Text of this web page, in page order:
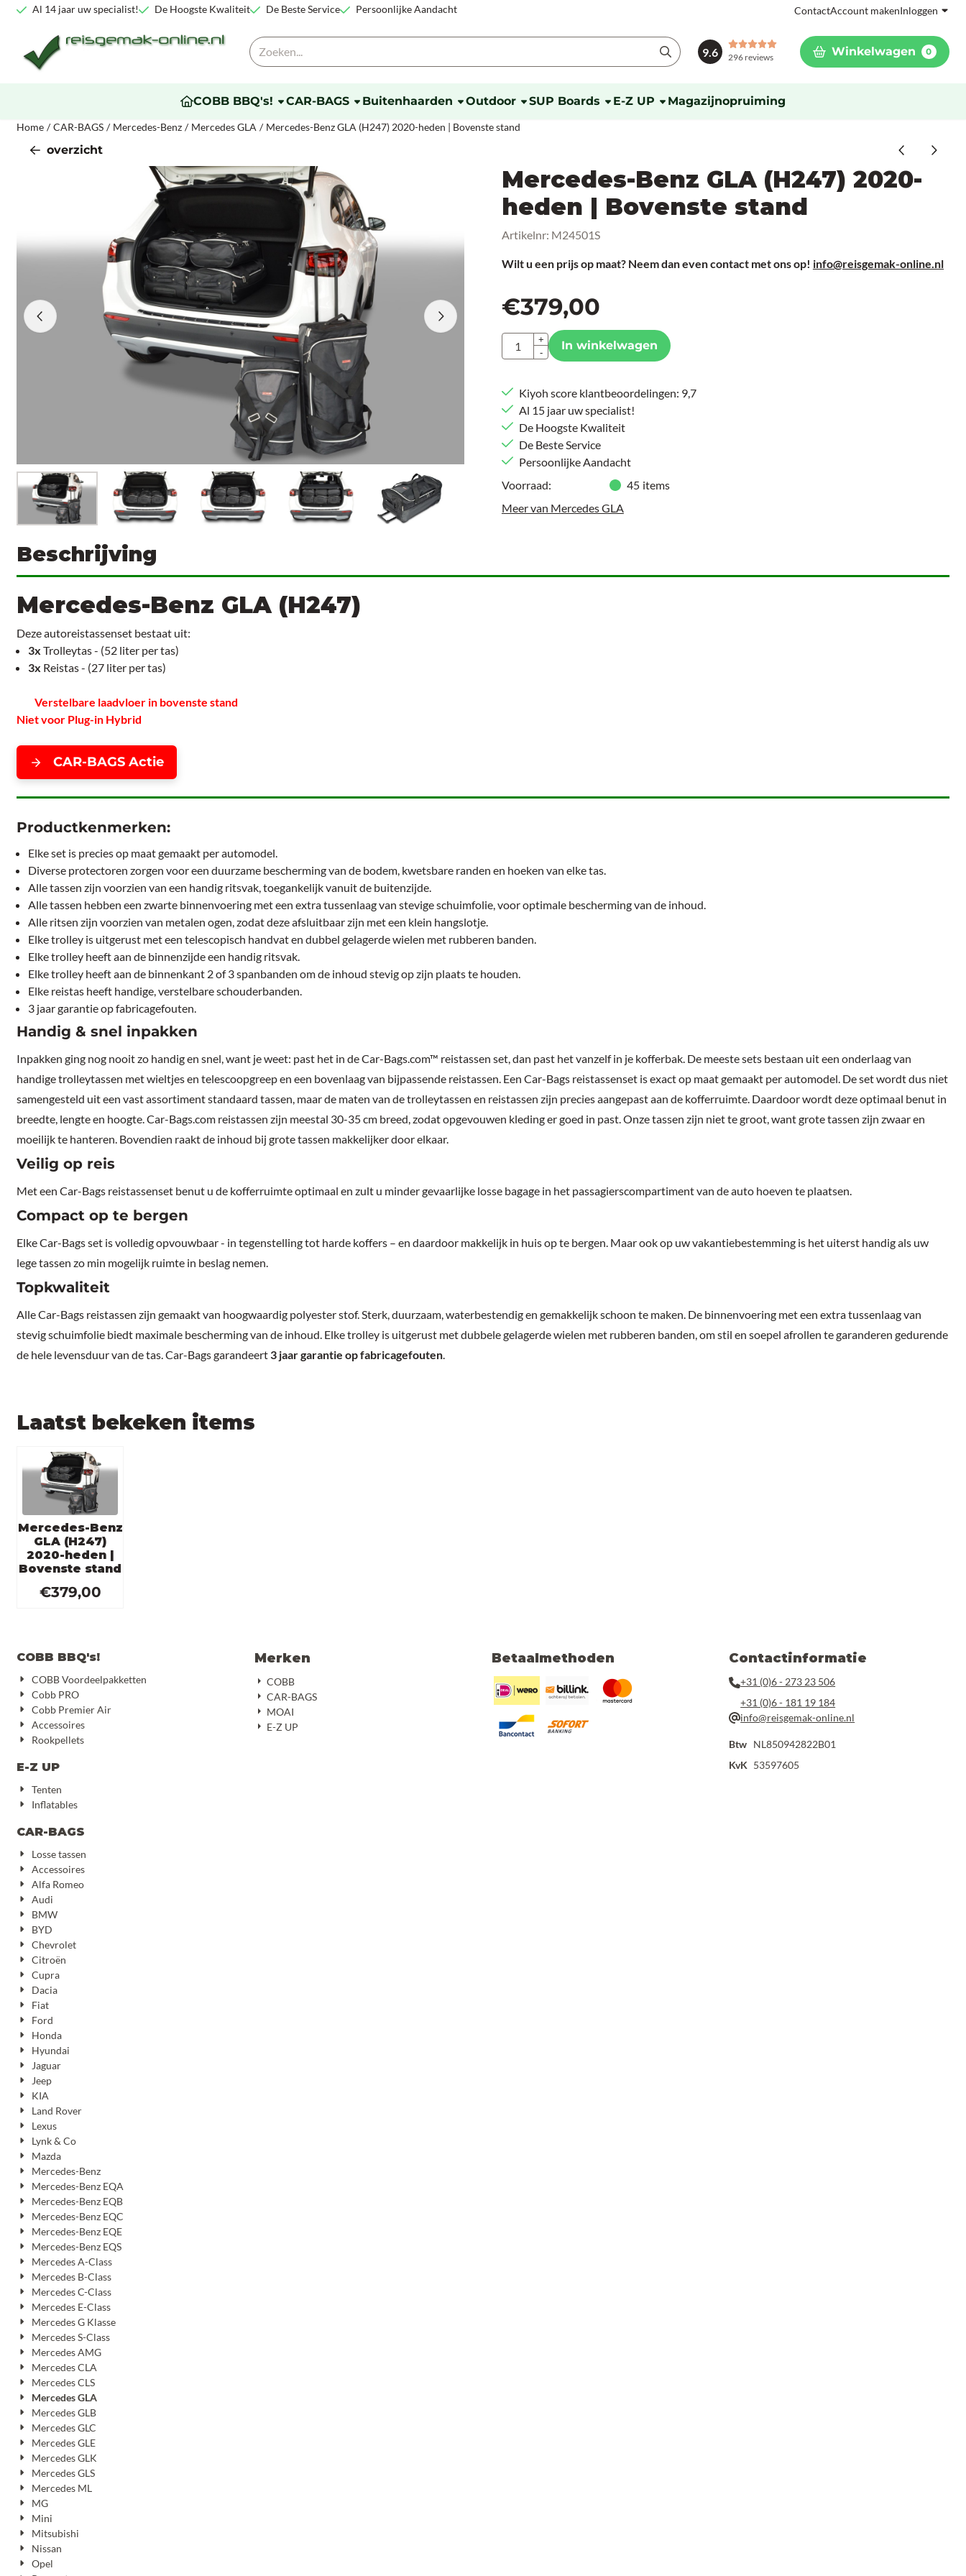
Cookievoorkeuren zijn beschikbaar. Kies instellingen of sta alle cookies toe.
Al 14 jaar uw specialist! De Hoogste Kwaliteit De Beste Service Persoonlijke Aandacht ContactAccount makenInloggen
Zoeken
9.6 296 reviews Winkelwagen 0
COBB BBQ's! CAR-BAGS Buitenhaarden Outdoor SUP Boards E-Z UP Magazijnopruiming
Home / CAR-BAGS / Mercedes-Benz / Mercedes GLA / Mercedes-Benz GLA (H247) 2020-heden | Bovenste stand
overzicht
Mercedes-Benz GLA (H247) 2020-
heden | Bovenste stand
Artikelnr: M24501S
Wilt u een prijs op maat? Neem dan even contact met ons op! info@reisgemak-online.nl
€379,00
Aantal
+
-
In winkelwagen
Kiyoh score klantbeoordelingen: 9,7
Al 15 jaar uw specialist!
De Hoogste Kwaliteit
De Beste Service
Persoonlijke Aandacht
Voorraad:
45 items
Meer van Mercedes GLA
Beschrijving
Mercedes-Benz GLA (H247)
Deze autoreistassenset bestaat uit:
3x Trolleytas - (52 liter per tas)
3x Reistas - (27 liter per tas)
Verstelbare laadvloer in bovenste stand
Niet voor Plug-in Hybrid
CAR-BAGS Actie
Productkenmerken:
Elke set is precies op maat gemaakt per automodel.
Diverse protectoren zorgen voor een duurzame bescherming van de bodem, kwetsbare randen en hoeken van elke tas.
Alle tassen zijn voorzien van een handig ritsvak, toegankelijk vanuit de buitenzijde.
Alle tassen hebben een zwarte binnenvoering met een extra tussenlaag van stevige schuimfolie, voor optimale bescherming van de inhoud.
Alle ritsen zijn voorzien van metalen ogen, zodat deze afsluitbaar zijn met een klein hangslotje.
Elke trolley is uitgerust met een telescopisch handvat en dubbel gelagerde wielen met rubberen banden.
Elke trolley heeft aan de binnenzijde een handig ritsvak.
Elke trolley heeft aan de binnenkant 2 of 3 spanbanden om de inhoud stevig op zijn plaats te houden.
Elke reistas heeft handige, verstelbare schouderbanden.
3 jaar garantie op fabricagefouten.
Handig & snel inpakken
Inpakken ging nog nooit zo handig en snel, want je weet: past het in de Car-Bags.com™ reistassen set, dan past het vanzelf in je kofferbak. De meeste sets bestaan uit een onderlaag van
handige trolleytassen met wieltjes en telescoopgreep en een bovenlaag van bijpassende reistassen. Een Car-Bags reistassenset is exact op maat gemaakt per automodel. De set wordt dus niet
samengesteld uit een vast assortiment standaard tassen, maar de maten van de trolleytassen en reistassen zijn precies aangepast aan de kofferruimte. Daardoor wordt deze optimaal benut in
breedte, lengte en hoogte. Car-Bags.com reistassen zijn meestal 30-35 cm breed, zodat opgevouwen kleding er goed in past. Onze tassen zijn niet te groot, want grote tassen zijn zwaar en
moeilijk te hanteren. Bovendien raakt de inhoud bij grote tassen makkelijker door elkaar.
Veilig op reis
Met een Car-Bags reistassenset benut u de kofferruimte optimaal en zult u minder gevaarlijke losse bagage in het passagierscompartiment van de auto hoeven te plaatsen.
Compact op te bergen
Elke Car-Bags set is volledig opvouwbaar - in tegenstelling tot harde koffers – en daardoor makkelijk in huis op te bergen. Maar ook op uw vakantiebestemming is het uiterst handig als uw
lege tassen zo min mogelijk ruimte in beslag nemen.
Topkwaliteit
Alle Car-Bags reistassen zijn gemaakt van hoogwaardig polyester stof. Sterk, duurzaam, waterbestendig en gemakkelijk schoon te maken. De binnenvoering met een extra tussenlaag van
stevig schuimfolie biedt maximale bescherming van de inhoud. Elke trolley is uitgerust met dubbele gelagerde wielen met rubberen banden, om stil en soepel afrollen te garanderen gedurende
de hele levensduur van de tas. Car-Bags garandeert 3 jaar garantie op fabricagefouten.
Laatst bekeken items
Mercedes-Benz
GLA (H247)
2020-heden |
Bovenste stand
€379,00
COBB BBQ's!
COBB Voordeelpakketten
Cobb PRO
Cobb Premier Air
Accessoires
Rookpellets
E-Z UP
Tenten
Inflatables
CAR-BAGS
Losse tassen
Accessoires
Alfa Romeo
Audi
BMW
BYD
Chevrolet
Citroën
Cupra
Dacia
Fiat
Ford
Honda
Hyundai
Jaguar
Jeep
KIA
Land Rover
Lexus
Lynk & Co
Mazda
Mercedes-Benz
Mercedes-Benz EQA
Mercedes-Benz EQB
Mercedes-Benz EQC
Mercedes-Benz EQE
Mercedes-Benz EQS
Mercedes A-Class
Mercedes B-Class
Mercedes C-Class
Mercedes E-Class
Mercedes G Klasse
Mercedes S-Class
Mercedes AMG
Mercedes CLA
Mercedes CLS
Mercedes GLA
Mercedes GLB
Mercedes GLC
Mercedes GLE
Mercedes GLK
Mercedes GLS
Mercedes ML
MG
Mini
Mitsubishi
Nissan
Opel
Merken
COBB
CAR-BAGS
MOAI
E-Z UP
Betaalmethoden Contactinformatie
+31 (0)6 - 273 23 506
+31 (0)6 - 181 19 184
info@reisgemak-online.nl
Btw NL850942822B01
KvK 53597605